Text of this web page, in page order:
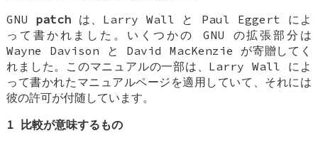
GNU patch は、Larry Wall と Paul Eggert によ
って書かれました。いくつかの GNU の拡張部分は
Wayne Davison と David MacKenzie が寄贈してく
れました。このマニュアルの一部は、Larry Wall によ
って書かれたマニュアルページを適用していて、それには
彼の許可が付随しています。
1 比較が意味するもの